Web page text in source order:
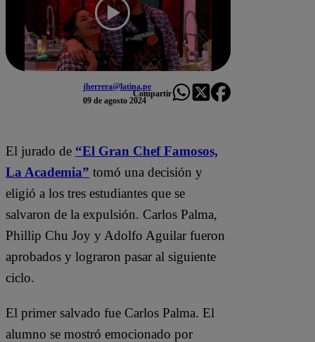
jherrera@latina.pe
09 de agosto 2024
Compartir
El jurado de “El Gran Chef Famosos,
La Academia” tomó una decisión y
eligió a los tres estudiantes que se
salvaron de la expulsión. Carlos Palma,
Phillip Chu Joy y Adolfo Aguilar fueron
aprobados y lograron pasar al siguiente
ciclo.
El primer salvado fue Carlos Palma. El
alumno se mostró emocionado por